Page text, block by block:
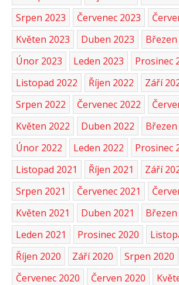
Srpen 2023
Červenec 2023
Květen 2023
Duben 2023
Březen
Únor 2023
Leden 2023
Prosinec
Listopad 2022
Říjen 2022
Září
Srpen 2022
Červenec 2022
Květen 2022
Duben 2022
Březen
Únor 2022
Leden 2022
Prosinec
Listopad 2021
Říjen 2021
Září
Srpen 2021
Červenec 2021
Květen 2021
Duben 2021
Březen
Leden 2021
Prosinec 2020
Říjen 2020
Září 2020
Srpen 2020
Červenec 2020
Červen 2020